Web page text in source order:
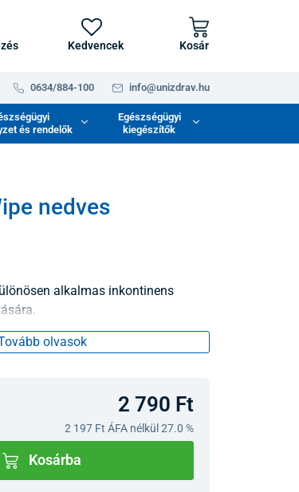
Kedvencek Kosár
0634/884-100 info@unizdrav.hu
és rendelők
Egészségügyi
kiegészítők
nedves
alkalmas inkontinens
olvasok
2 790 Ft
2 197 Ft ÁFA nélkül 27.0 %
Kosárba